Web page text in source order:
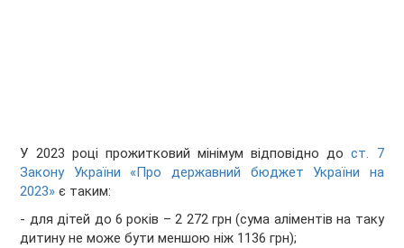
У 2023 році прожитковий мінімум відповідно дост. 7
Закону України «Про державний бюджет України на
2023» є таким:
- для дітей до 6 років – 2 272 грн (сума аліментів на таку
дитину не може бути меншою ніж 1136 грн);